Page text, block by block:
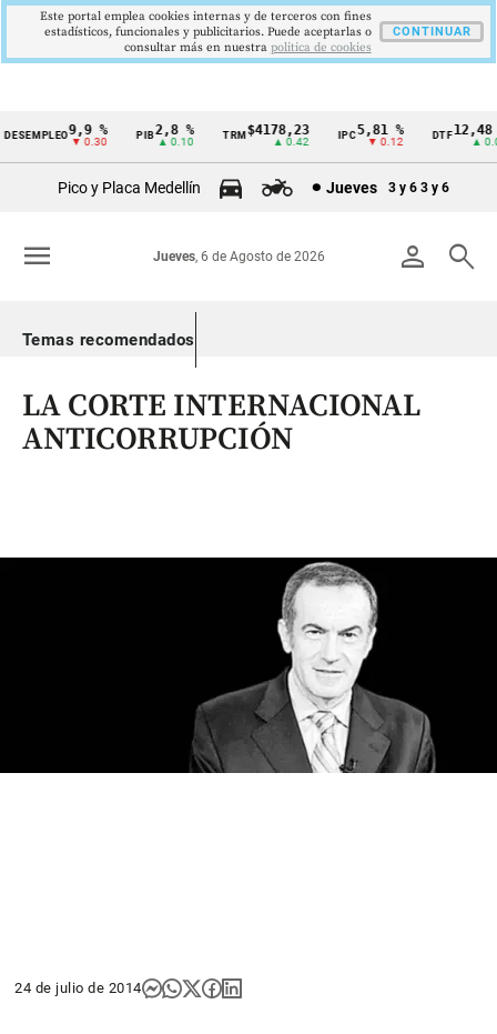
Cintillo
Colombia
9,9 %
▼ 0.30
2,8 %
▲ 0.10
TRM$4178,23
▲ 0.42
5,81 %
▼ 0.12
DTF12,48 %
▲ 0.05
Pico y Placa Medellín Jueves 3 y 6 3 y 6
person search
Jueves, 6 de Agosto de 2026
menu
Temas recomendados
LA CORTE INTERNACIONAL
ANTICORRUPCIÓN
24 de julio de 2014
Este portal emplea cookies internas y de terceros con fines
estadísticos, funcionales y publicitarios. Puede aceptarlas o
consultar más en nuestra politica de cookies
CONTINUAR